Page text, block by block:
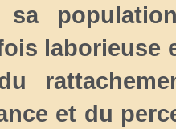
sa
laborieuse
et du